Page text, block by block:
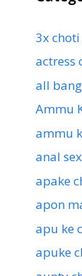
3x
actress
all
Ammu
ammu
anal
apake
apon
apu ke
apuke